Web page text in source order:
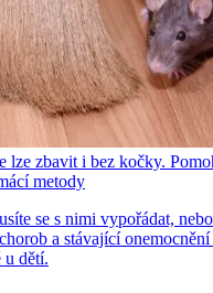
lze zbavit i bez kočky.
metody
se s nimi vypořádat,
a stávající
u dětí.